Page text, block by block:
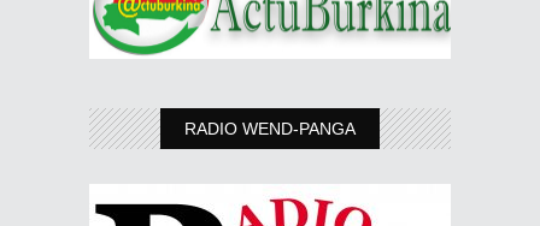
RADIO WEND-PANGA